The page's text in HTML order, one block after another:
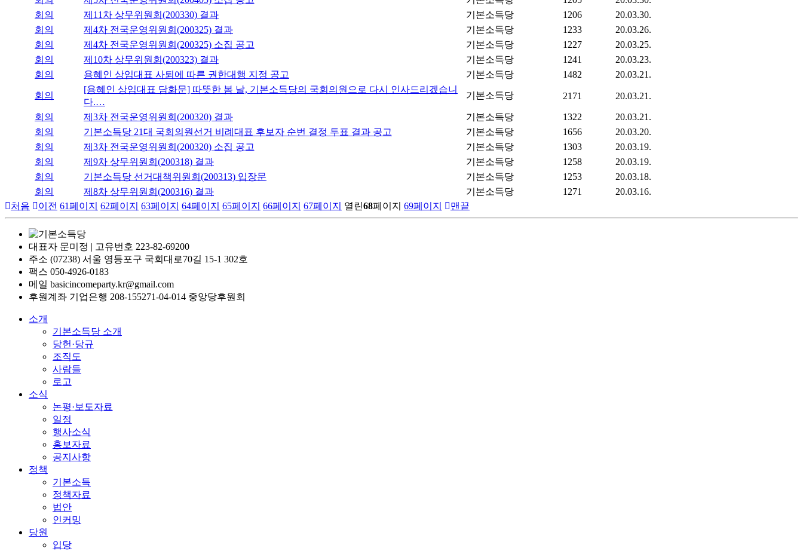
회의
제11차 상무위원회(200330) 결과 기본소득당 1206
20.03.30.
회의
제4차 전국운영위원회(200325) 결과 기본소득당 1233
20.03.26.
회의
제4차 전국운영위원회(200325) 소집 공고 기본소득당 1227
20.03.25.
회의
제10차 상무위원회(200323) 결과 기본소득당 1241
20.03.23.
회의
용혜인 상임대표 사퇴에 따른 권한대행 지정 공고 기본소득당 1482 20.03.21.
회의
[용혜인 상임대표 담화문] 따뜻한 봄 날, 기본소득당의 국회의원으로 다시 인사드리겠습니
다.…
기본소득당 2171 20.03.21.
회의 제3차 전국운영위원회(200320) 결과 기본소득당 1322
20.03.21.
회의
기본소득당 21대 국회의원선거 비례대표 후보자 순번 결정 투표 결과 공고 기본소득당 1656
20.03.20.
회의
제3차 전국운영위원회(200320) 소집 공고 기본소득당 1303
20.03.19.
회의
제9차 상무위원회(200318) 결과 기본소득당 1258
20.03.19.
회의
기본소득당 선거대책위원회(200313) 입장문 기본소득당 1253
20.03.18.
회의
제8차 상무위원회(200316) 결과 기본소득당 1271
20.03.16.
처음
이전 61페이지 62페이지 63페이지 64페이지 65페이지 66페이지 67페이지 열린68페이지 69페이지 맨끝
대표자 문미정 | 고유번호 223-82-69200
주소 (07238) 서울 영등포구 국회대로70길 15-1 302호
팩스 050-4926-0183
메일 basicincomeparty.kr@gmail.com
후원계좌 기업은행 208-155271-04-014 중앙당후원회
소개
기본소득당 소개
당헌·당규
조직도
사람들
로고
소식
논평·보도자료
일정
행사소식
홍보자료
공지사항
정책
기본소득
정책자료
법안
인커밍
당원
입당